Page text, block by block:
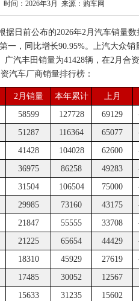
时间：2026年3月 来源：购车网
据日前公布的2026年2月汽车销量
一，同比增长90.95%。上汽大众销
汽丰田销量为41428辆，在2月合
汽车厂商销量排行榜：
2月销量 本年累计 上月
58599 127728 69129
51287 116364 65077
41428 104028 62600
36975 86258 49283
31504 106504 75000
29985 73160 43175
21847 55555 33708
21225 65654 44429
18310 45929 27619
17485 30052 12567
15633 31235 15602